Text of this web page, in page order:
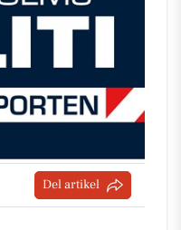
Del artikel